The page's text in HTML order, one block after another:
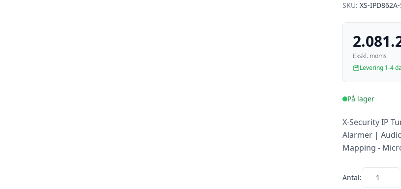
SKU: XS-
Ekskl. moms
Levering 1-4
På lager
X-Security IP
Alarmer |
Mapping -
Antal: